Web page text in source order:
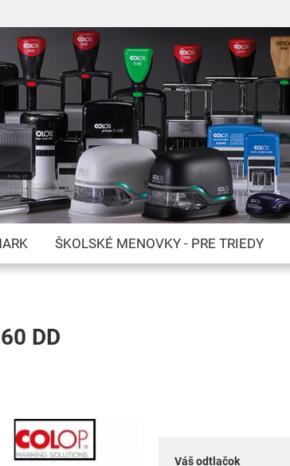
to
Content
ŠKOLSKÉ MENOVKY - PRE TRIEDY
DD
Váš odtlačok